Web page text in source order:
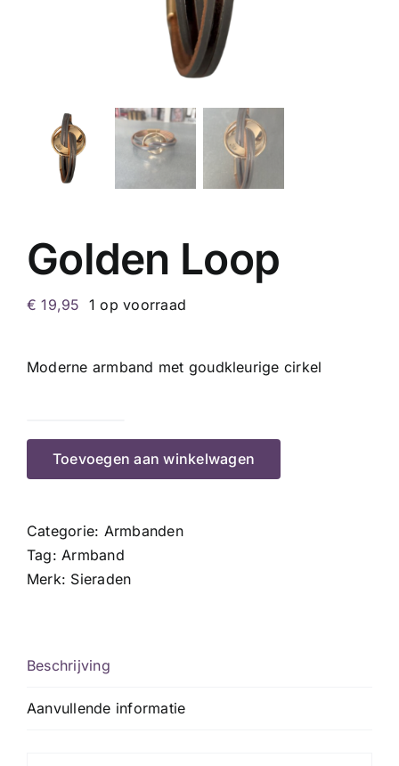
Golden Loop
€ 19,95 1 op voorraad
Moderne armband met goudkleurige cirkel
Loop
aantal
Toevoegen aan winkelwagen
Categorie: Armbanden
Tag:Armband
Merk: Sieraden
Beschrijving
Aanvullende informatie